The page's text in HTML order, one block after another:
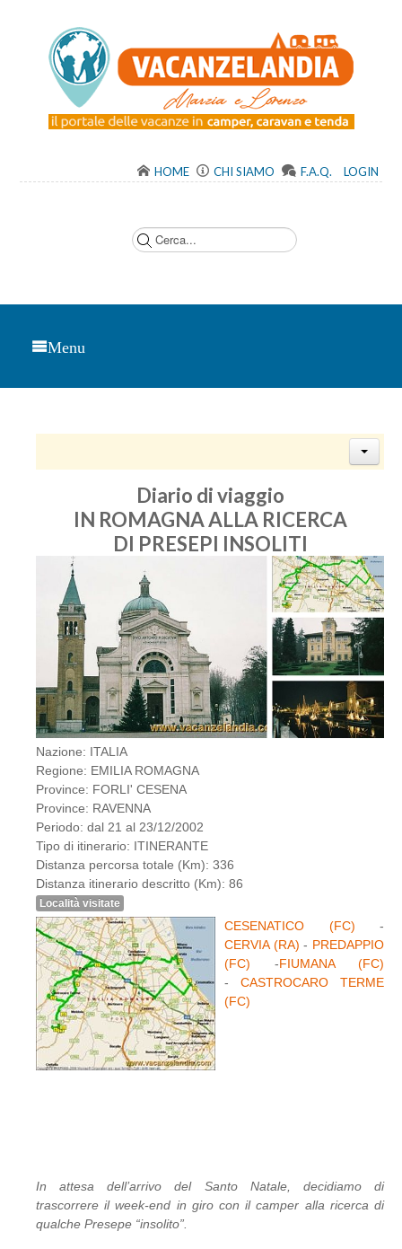
HOME CHI SIAMO F.A.Q. LOGIN
Menu
Diario di viaggio
IN ROMAGNA ALLA RICERCA
DI PRESEPI INSOLITI
Nazione: ITALIA
Regione: EMILIA ROMAGNA
Province: FORLI' CESENA
Province: RAVENNA
Periodo: dal 21 al 23/12/2002
Tipo di itinerario: ITINERANTE
Distanza percorsa totale (Km): 336
Distanza itinerario descritto (Km): 86
Località visitate
CESENATICO (FC) -
CERVIA (RA) - PREDAPPIO
(FC) -FIUMANA (FC)
- CASTROCARO TERME
(FC)
In attesa dell’arrivo del Santo Natale, decidiamo di
trascorrere il week-end in giro con il camper alla ricerca di
qualche Presepe “insolito”.